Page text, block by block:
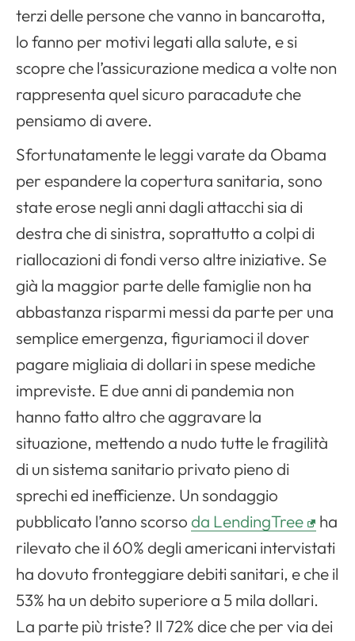
terzi delle persone che vanno in bancarotta,
lo fanno per motivi legati alla salute, e si
scopre che l’assicurazione medica a volte non
rappresenta quel sicuro paracadute che
pensiamo di avere.
Sfortunatamente le leggi varate da Obama
per espandere la copertura sanitaria, sono
state erose negli anni dagli attacchi sia di
destra che di sinistra, soprattutto a colpi di
riallocazioni di fondi verso altre iniziative. Se
già la maggior parte delle famiglie non ha
abbastanza risparmi messi da parte per una
semplice emergenza, figuriamoci il dover
pagare migliaia di dollari in spese mediche
impreviste. E due anni di pandemia non
hanno fatto altro che aggravare la
situazione, mettendo a nudo tutte le fragilità
di un sistema sanitario privato pieno di
sprechi ed inefficienze. Un sondaggio
pubblicato l’anno scorso da LendingTree
ha
rilevato che il 60% degli americani intervistati
ha dovuto fronteggiare debiti sanitari, e che il
53% ha un debito superiore a 5 mila dollari.
La parte più triste? Il 72% dice che per via dei
Apri il menu di navigazione